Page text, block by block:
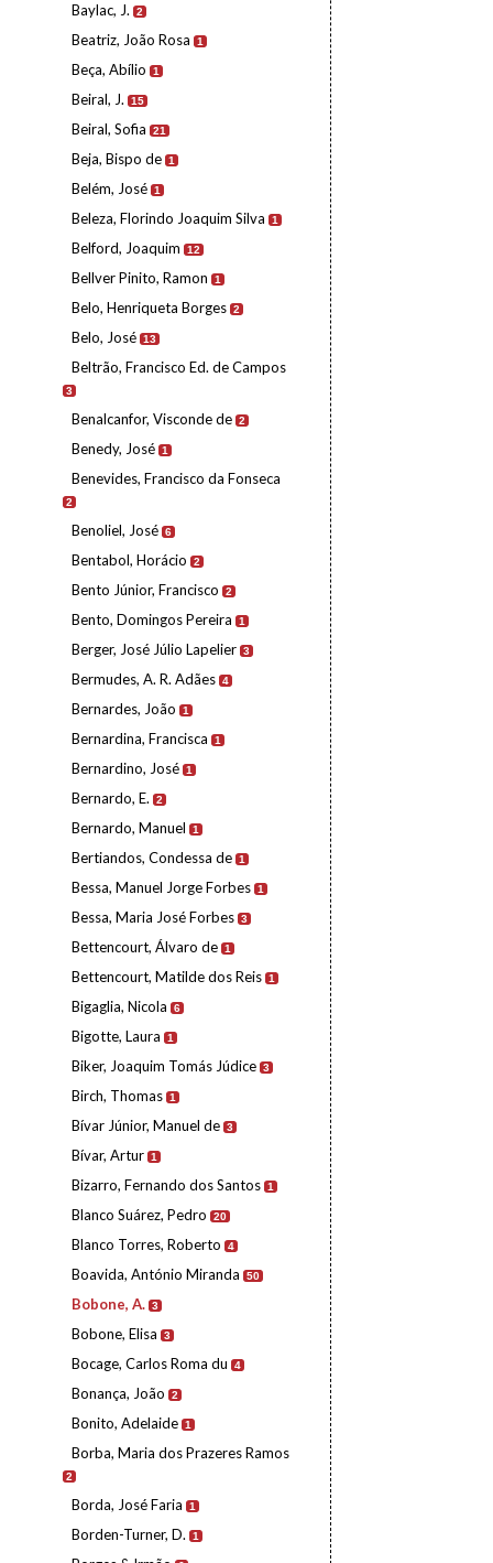
Baylac, J. 2
Beatriz, João Rosa 1
Beça, Abílio 1
Beiral, J. 15
Beiral, Sofia 21
Beja, Bispo de 1
Belém, José 1
Beleza, Florindo Joaquim Silva 1
Belford, Joaquim 12
Bellver Pinito, Ramon 1
Belo, Henriqueta Borges 2
Belo, José 13
Beltrão, Francisco Ed. de Campos
3
Benalcanfor, Visconde de 2
Benedy, José 1
Benevides, Francisco da Fonseca
2
Benoliel, José 6
Bentabol, Horácio 2
Bento Júnior, Francisco 2
Bento, Domingos Pereira 1
Berger, José Júlio Lapelier 3
Bermudes, A. R. Adães 4
Bernardes, João 1
Bernardina, Francisca 1
Bernardino, José 1
Bernardo, E. 2
Bernardo, Manuel 1
Bertiandos, Condessa de 1
Bessa, Manuel Jorge Forbes 1
Bessa, Maria José Forbes 3
Bettencourt, Álvaro de 1
Bettencourt, Matilde dos Reis 1
Bigaglia, Nicola 6
Bigotte, Laura 1
Biker, Joaquim Tomás Júdice 3
Birch, Thomas 1
Bívar Júnior, Manuel de 3
Bívar, Artur 1
Bizarro, Fernando dos Santos 1
Blanco Suárez, Pedro 20
Blanco Torres, Roberto 4
Boavida, António Miranda 50
Bobone, A. 3
Bobone, Elisa 3
Bocage, Carlos Roma du 4
Bonança, João 2
Bonito, Adelaide 1
Borba, Maria dos Prazeres Ramos
2
Borda, José Faria 1
Borden-Turner, D. 1